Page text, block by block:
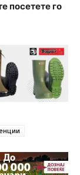
посетете го